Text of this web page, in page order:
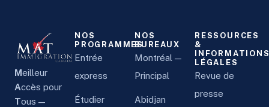
Meilleur
Accès pour
Tous —
NOS
PROGRAMMES
Entrée
express
Étudier
NOS
BUREAUX
Montréal —
Principal
Abidjan
RESSOURCES
&
LÉGALES
Revue de
presse